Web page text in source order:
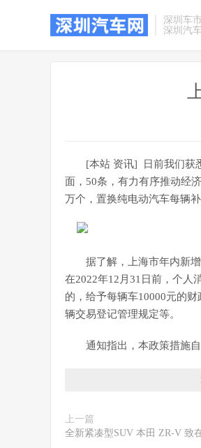
深圳车市
深圳汽
[本站 资讯] 日前我们获
面，50条，有力有序推动经
万个，置换纯电动汽车每辆补
据了解，上海市年内新
在2022年12月31日前，个人
的，给予每辆车10000元的
辆交易登记管理规定等。
通知指出，本政策措施
上一篇
全新紧凑型SUV 本田 ZR-V 致